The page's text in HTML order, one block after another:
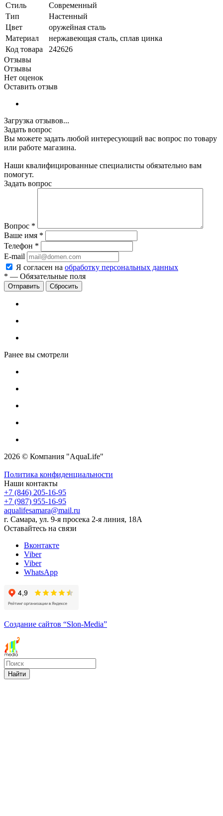
Стиль
Современный
Тип
Настенный
Цвет
оружейная сталь
Материал
нержавеющая сталь, сплав цинка
Код товара
242626
Отзывы
Отзывы
Нет оценок
Оставить отзыв
Загрузка отзывов...
Задать вопрос
Вы можете задать любой интересующий вас вопрос по товару
или работе магазина.
Наши квалифицированные специалисты обязательно вам
помогут.
Задать вопрос
Вопрос *
Ваше имя *
Телефон *
E-mail
Я согласен на обработку персональных данных
* — Обязательные поля
Сбросить
Ранее вы смотрели
2026 © Компания "AquaLife"
Политика конфиденциальности
Наши контакты
+7 (846) 205-16-95
+7 (987) 955-16-95
aqualifesamara@mail.ru
г. Самара, ул. 9-я просека 2-я линия, 18А
Оставайтесь на связи
Вконтакте
Viber
Viber
WhatsApp
Создание сайтов “Slon-Media”
Найти